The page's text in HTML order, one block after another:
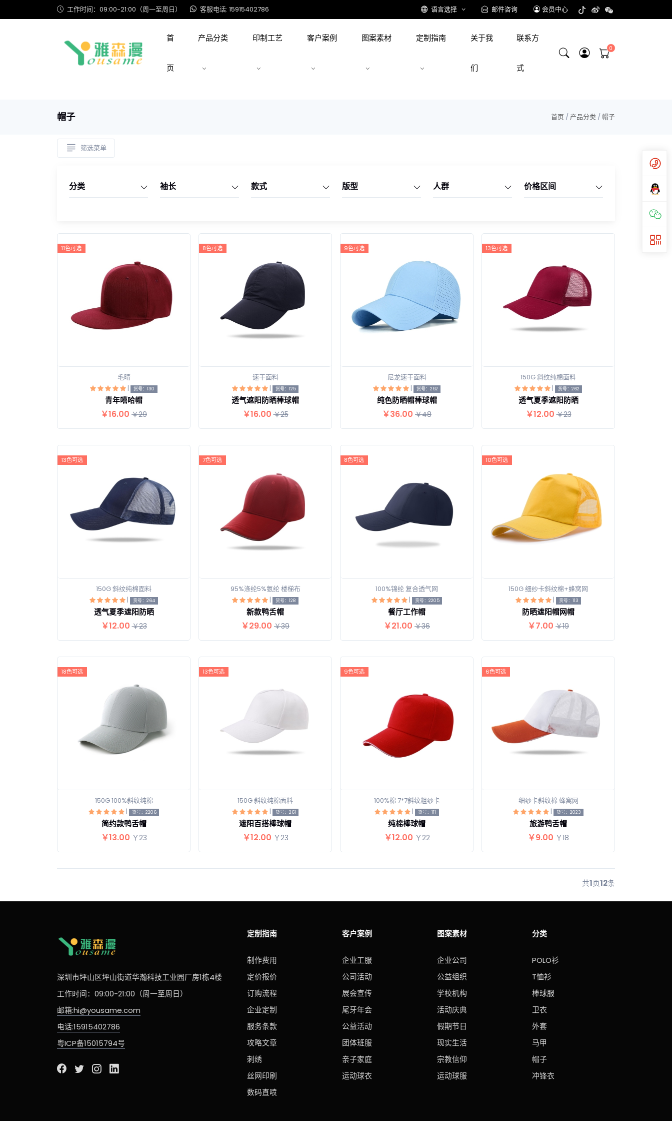
工作时间：09:00-21:00（周一至周日） 客服电话: 15915402786 语言选择 邮件咨询 会员中心
首
页
产品分类 印制工艺 客户案例 图案素材 定制指南 关于我
们
联系方
式
帽子 首页 /产品分类 /帽子
筛选菜单
分类 袖长 款式 版型 人群 价格区间
11色可选
查看详情
毛晴
| 货号：130
青年嘻哈帽
￥16.00 ￥29
8色可选
查看详情
速干面料
| 货号：125
透气遮阳防晒棒球帽
￥16.00 ￥25
9色可选
查看详情
尼龙速干面料
| 货号：252
纯色防晒帽棒球帽
￥36.00 ￥48
13色可选
查看详情
150G 斜纹纯棉面料
| 货号：262
透气夏季遮阳防晒
￥12.00 ￥23
13色可选
查看详情
150G 斜纹纯棉面料
| 货号：264
透气夏季遮阳防晒
￥12.00 ￥23
7色可选
查看详情
95%涤纶5%氨纶 楼梯布
| 货号：128
新款鸭舌帽
￥29.00 ￥39
8色可选
查看详情
100%锦纶 复合透气网
| 货号：2205
餐厅工作帽
￥21.00 ￥36
10色可选
查看详情
150G 细纱卡斜纹棉+蜂窝网
| 货号：113
防晒遮阳帽网帽
￥7.00 ￥19
18色可选
查看详情
150G 100%斜纹纯棉
| 货号：2206
简约款鸭舌帽
￥13.00 ￥23
13色可选
查看详情
150G 斜纹纯棉面料
| 货号：261
遮阳百搭棒球帽
￥12.00 ￥23
9色可选
查看详情
100%棉 7*7斜纹粗纱卡
| 货号：111
纯棉棒球帽
￥12.00 ￥22
6色可选
查看详情
细纱卡斜纹棉 蜂窝网
| 货号：2023
旅游鸭舌帽
￥9.00 ￥18
共1页12条
深圳市坪山区坪山街道华瀚科技工业园厂房1栋4楼
工作时间：09:00-21:00（周一至周日）
邮箱:hi@yousame.com
电话:15915402786
粤ICP备15015794号
定制指南
制作费用
定价报价
订购流程
企业定制
服务条款
攻略文章
刺绣
丝网印刷
数码直喷
客户案例
企业工服
公司活动
展会宣传
尾牙年会
公益活动
团体班服
亲子家庭
运动球衣
图案素材
企业公司
公益组织
学校机构
活动庆典
假期节日
现实生活
宗教信仰
运动球服
分类
POLO衫
T恤衫
棒球服
卫衣
外套
马甲
帽子
冲锋衣